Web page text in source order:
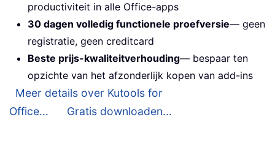
productiviteit in alle Office-apps
30 dagen volledig functionele proefversie— geen
registratie, geen creditcard
Beste prijs-kwaliteitverhouding— bespaar ten
opzichte van het afzonderlijk kopen van add-ins
Meer details over Kutools for
Office...
Gratis downloaden...